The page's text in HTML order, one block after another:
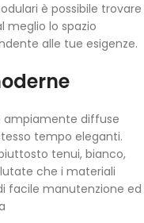
è possibile trovare
meglio lo spazio
alle tue esigenze.
ampiamente diffuse
tempo eleganti.
tenui, bianco,
che i materiali
facile manutenzione ed